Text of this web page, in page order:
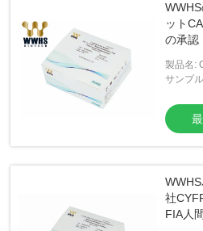
ット
の承認
製品名:
ト
サンプ
社
FIA人